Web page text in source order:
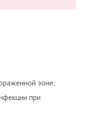
зоне;
при